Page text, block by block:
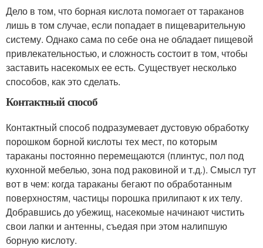
Дело в том, что борная кислота помогает от тараканов
лишь в том случае, если попадает в пищеварительную
систему. Однако сама по себе она не обладает пищевой
привлекательностью, и сложность состоит в том, чтобы
заставить насекомых ее есть. Существует несколько
способов, как это сделать.
Контактный способ
Контактный способ подразумевает дустовую обработку
порошком борной кислоты тех мест, по которым
тараканы постоянно перемещаются (плинтус, пол под
кухонной мебелью, зона под раковиной и т.д.). Смысл тут
вот в чем: когда тараканы бегают по обработанным
поверхностям, частицы порошка прилипают к их телу.
Добравшись до убежищ, насекомые начинают чистить
свои лапки и антенны, съедая при этом налипшую
борную кислоту.